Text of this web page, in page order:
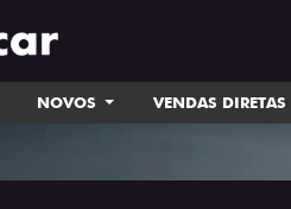
NOVOS VENDAS DIRETAS